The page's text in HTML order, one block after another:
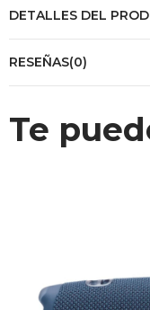
DETALLES DEL
RESEÑAS(0)
Te